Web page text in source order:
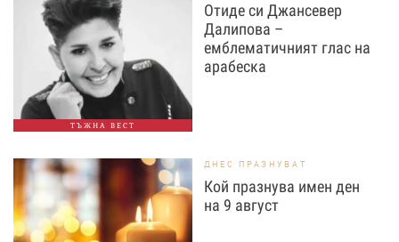
ТЪЖНА ВЕСТ
Отиде си Джансевер
Далипова –
емблематичният глас на
арабеска
ДНЕС ПРАЗНУВАТ
Кой празнува имен ден
на 9 август